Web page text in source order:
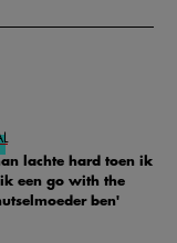
lachte hard toen ik
een go with the
ben'